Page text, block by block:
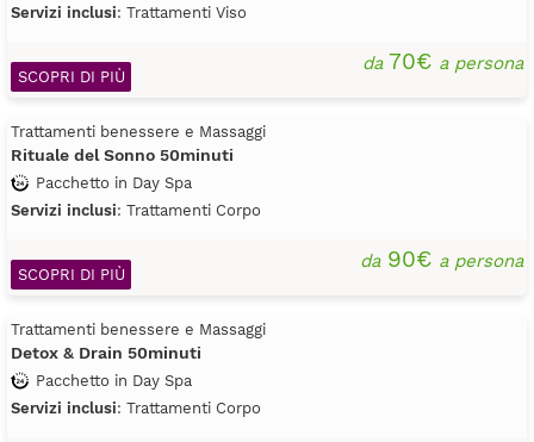
Servizi inclusi: Trattamenti Viso
da70€ a persona
SCOPRI DI PIÙ
Trattamenti benessere e Massaggi
Rituale del Sonno 50minuti
Pacchetto in Day Spa
Servizi inclusi: Trattamenti Corpo
da90€ a persona
SCOPRI DI PIÙ
Trattamenti benessere e Massaggi
Detox & Drain 50minuti
Pacchetto in Day Spa
Servizi inclusi: Trattamenti Corpo